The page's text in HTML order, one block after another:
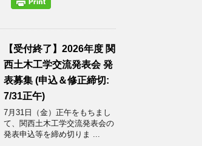
【受付終了】2026年度 関
西土木工学交流発表会 発
表募集 (申込＆修正締切:
7/31正午)
7月31日（金）正午をもちまし
て、関西土木工学交流発表会の
発表申込等を締め切りま ...